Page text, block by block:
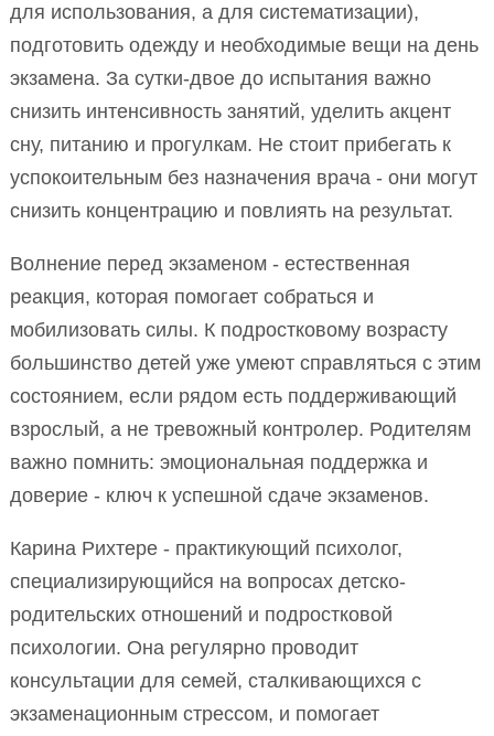
для использования, а для систематизации),
подготовить одежду и необходимые вещи на день
экзамена. За сутки-двое до испытания важно
снизить интенсивность занятий, уделить акцент
сну, питанию и прогулкам. Не стоит прибегать к
успокоительным без назначения врача - они могут
снизить концентрацию и повлиять на результат.
Волнение перед экзаменом - естественная
реакция, которая помогает собраться и
мобилизовать силы. К подростковому возрасту
большинство детей уже умеют справляться с этим
состоянием, если рядом есть поддерживающий
взрослый, а не тревожный контролер. Родителям
важно помнить: эмоциональная поддержка и
доверие - ключ к успешной сдаче экзаменов.
Карина Рихтере - практикующий психолог,
специализирующийся на вопросах детско-
родительских отношений и подростковой
психологии. Она регулярно проводит
консультации для семей, сталкивающихся с
экзаменационным стрессом, и помогает